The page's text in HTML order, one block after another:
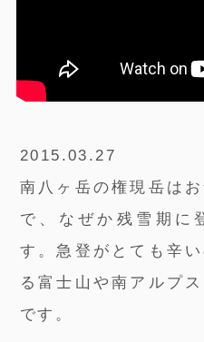
2015.03.27
南八ヶ岳の権現岳は
で、なぜか残雪期に
す。急登がとても辛
る富士山や南アルプ
です。